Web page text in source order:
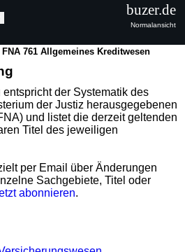
FNA 761 Allgemeines Kreditwesen
der Systematik des
der Justiz herausgegebenen
und listet die derzeit geltenden
Titel des jeweiligen
per Email über Änderungen
Sachgebiete, Titel oder
abonnieren.
buzer.de
Normalansicht